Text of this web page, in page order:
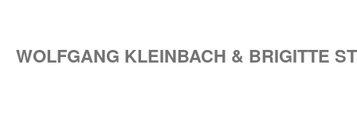
WOLFGANG KLEINBACH & BRIGITTE